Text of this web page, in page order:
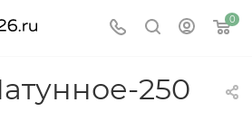
0
250